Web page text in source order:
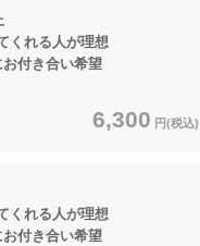
れる人が理想
付き合い希望
6,300 円(税込)
れる人が理想
付き合い希望